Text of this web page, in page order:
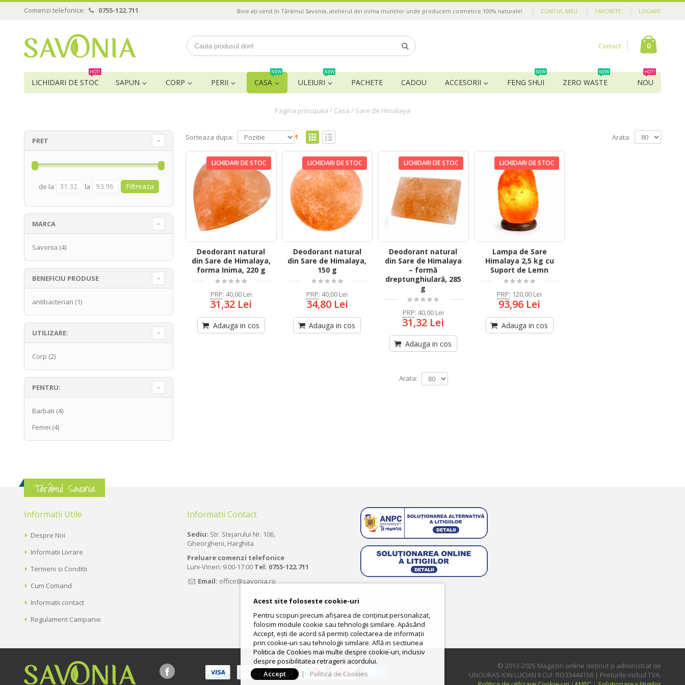
Comenzi telefonice: 0755-122.711 CONTUL MEU FAVORITE LOGARE
Bine ați venit în Tărâmul Savonia, atelierul din inima munților unde producem cosmetice 100% naturale!
Contact 0
LICHIDARI DE STOC
HOT!
SAPUN CORP PERII CASA
NEW
ULEIURI
NEW
PACHETE CADOU ACCESORII FENG SHUI
NEW
ZERO WASTE
NEW
NOU
HOT!
Pagina principala / Casa / Sare de Himalaya
Sorteaza dupa: Arata:
LICHIDARI DE STOC
Deodorant natural
din Sare de Himalaya,
forma Inima, 220 g
PRP: 40,00 Lei
31,32 Lei
Adauga in cos
LICHIDARI DE STOC
Deodorant natural
din Sare de Himalaya,
150 g
PRP:40,00 Lei
34,80 Lei
Adauga in cos
LICHIDARI DE STOC
Deodorant natural
din Sare de Himalaya
– formă
dreptunghiulară, 285
g
PRP: 40,00 Lei
31,32 Lei
Adauga in cos
LICHIDARI DE STOC
Lampa de Sare
Himalaya 2,5 kg cu
Suport de Lemn
PRP: 120,00 Lei
93,96 Lei
Adauga in cos
Arata:
PRET
de la la
MARCA
Savonia (4)
BENEFICIU PRODUSE
antibacterian (1)
UTILIZARE:
Corp (2)
PENTRU:
Barbati (4)
Femei (4)
Tărâmul Savonia
Informatii Utile
Despre Noi
Informatii Livrare
Termeni si Conditii
Cum Comand
Informatii contact
Regulament Campanie
Informatii Contact
Sediu: Str. Stejarului Nr. 106,
Gheorgheni, Harghita
Preluare comenzi telefonice
Luni-Vineri: 9:00-17:00 Tel: 0755-122.711
Email: office@savonia.ro
© 2013-2025 Magazin online deţinut şi administrat de
UNGURAS ION LUCIAN II CUI: RO33444158 | Preturile includ TVA.
Acest site foloseste cookie-uri
Pentru scopuri precum afișarea de conținut personalizat,
folosim module cookie sau tehnologii similare. Apăsând
Accept, ești de acord să permiți colectarea de informații
prin cookie-uri sau tehnologii similare. Află in sectiunea
Politica de Cookies mai multe despre cookie-uri, inclusiv
despre posibilitatea retragerii acordului.
Accept
| Politica de Cookies